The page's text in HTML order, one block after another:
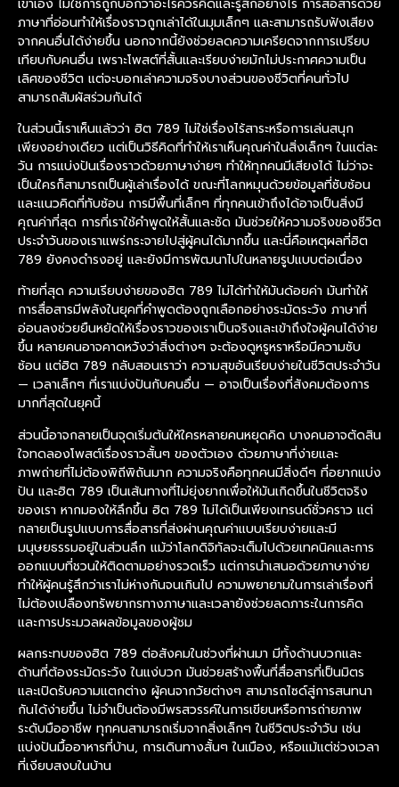
ภาษาที่อ่อนทำให้เรื่องราวถูกเล่าได้ในมุมเล็กๆ และสามารถรับฟังเสียง
จากคนอื่นได้ง่ายขึ้น นอกจากนี้ยังช่วยลดความเครียดจากการเปรียบ
เทียบกับคนอื่น เพราะโพสต์ที่สั้นและเรียบง่ายมักไม่ประกาศความเป็น
เลิศของชีวิต แต่จะบอกเล่าความจริงบางส่วนของชีวิตที่คนทั่วไป
สามารถสัมผัสร่วมกันได้
ในส่วนนี้เราเห็นแล้วว่า ฮิต 789 ไม่ใช่เรื่องไร้สาระหรือการเล่นสนุก
เพียงอย่างเดียว แต่เป็นวิธีคิดที่ทำให้เราเห็นคุณค่าในสิ่งเล็กๆ ในแต่ละ
วัน การแบ่งปันเรื่องราวด้วยภาษาง่ายๆ ทำให้ทุกคนมีเสียงได้ ไม่ว่าจะ
เป็นใครก็สามารถเป็นผู้เล่าเรื่องได้ ขณะที่โลกหมุนด้วยข้อมูลที่ซับซ้อน
และแนวคิดที่ทับซ้อน การมีพื้นที่เล็กๆ ที่ทุกคนเข้าถึงได้อาจเป็นสิ่งมี
คุณค่าที่สุด การที่เราใช้คำพูดให้สั้นและชัด มันช่วยให้ความจริงของชีวิต
ประจำวันของเราแพร่กระจายไปสู่ผู้คนได้มากขึ้น และนี่คือเหตุผลที่ฮิต
789 ยังคงดำรงอยู่ และยังมีการพัฒนาไปในหลายรูปแบบต่อเนื่อง
ท้ายที่สุด ความเรียบง่ายของฮิต 789 ไม่ได้ทำให้มันด้อยค่า มันทำให้
การสื่อสารมีพลังในยุคที่คำพูดต้องถูกเลือกอย่างระมัดระวัง ภาษาที่
อ่อนลงช่วยยืนหยัดให้เรื่องราวของเราเป็นจริงและเข้าถึงใจผู้คนได้ง่าย
ขึ้น หลายคนอาจคาดหวังว่าสิ่งต่างๆ จะต้องดูหรูหราหรือมีความซับ
ซ้อน แต่ฮิต 789 กลับสอนเราว่า ความสุขอันเรียบง่ายในชีวิตประจำวัน
— เวลาเล็กๆ ที่เราแบ่งปันกับคนอื่น — อาจเป็นเรื่องที่สังคมต้องการ
มากที่สุดในยุคนี้
ส่วนนี้อาจกลายเป็นจุดเริ่มต้นให้ใครหลายคนหยุดคิด บางคนอาจตัดสิน
ใจทดลองโพสต์เรื่องราวสั้นๆ ของตัวเอง ด้วยภาษาที่ง่ายและ
ภาพถ่ายที่ไม่ต้องพิถีพิถันมาก ความจริงคือทุกคนมีสิ่งดีๆ ที่อยากแบ่ง
ปัน และฮิต 789 เป็นเส้นทางที่ไม่ยุ่งยากเพื่อให้มันเกิดขึ้นในชีวิตจริง
ของเรา หากมองให้ลึกขึ้น ฮิต 789 ไม่ได้เป็นเพียงเทรนด์ชั่วคราว แต่
กลายเป็นรูปแบบการสื่อสารที่ส่งผ่านคุณค่าแบบเรียบง่ายและมี
มนุษยธรรมอยู่ในส่วนลึก แม้ว่าโลกดิจิทัลจะเต็มไปด้วยเทคนิคและการ
ออกแบบที่ชวนให้ติดตามอย่างรวดเร็ว แต่การนำเสนอด้วยภาษาง่าย
ทำให้ผู้คนรู้สึกว่าเราไม่ห่างกันจนเกินไป ความพยายามในการเล่าเรื่องที่
ไม่ต้องเปลืองทรัพยากรทางภาษาและเวลายังช่วยลดภาระในการคิด
และการประมวลผลข้อมูลของผู้ชม
ผลกระทบของฮิต 789 ต่อสังคมในช่วงที่ผ่านมา มีทั้งด้านบวกและ
ด้านที่ต้องระมัดระวัง ในแง่บวก มันช่วยสร้างพื้นที่สื่อสารที่เป็นมิตร
และเปิดรับความแตกต่าง ผู้คนจากวัยต่างๆ สามารถไซด์สู่การสนทนา
กันได้ง่ายขึ้น ไม่จำเป็นต้องมีพรสวรรค์ในการเขียนหรือการถ่ายภาพ
ระดับมืออาชีพ ทุกคนสามารถเริ่มจากสิ่งเล็กๆ ในชีวิตประจำวัน เช่น
แบ่งปันมื้ออาหารที่บ้าน, การเดินทางสั้นๆ ในเมือง, หรือแม้แต่ช่วงเวลา
ที่เงียบสงบในบ้าน